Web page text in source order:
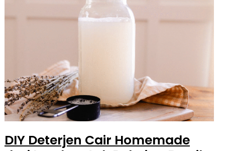
DIY Deterjen Cair Homemade